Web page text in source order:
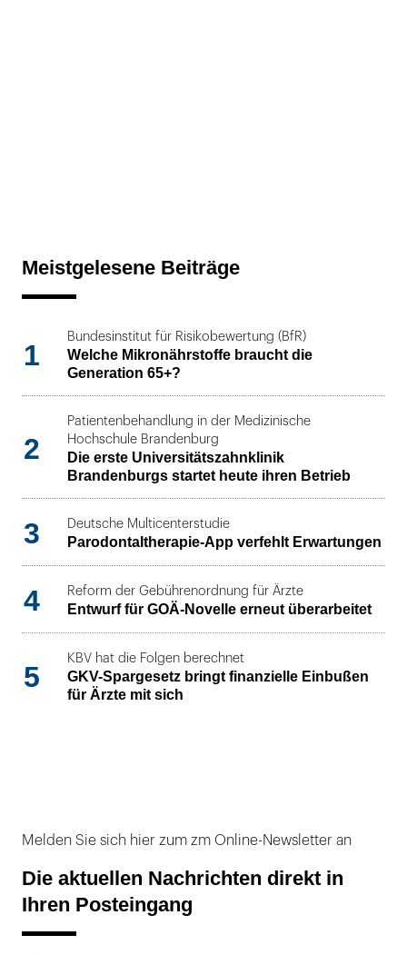
Meistgelesene Beiträge
1
Bundesinstitut für Risikobewertung (BfR)
Welche Mikronährstoffe braucht die
Generation 65+?
2
Patientenbehandlung in der Medizinische
Hochschule Brandenburg
Die erste Universitätszahnklinik
Brandenburgs startet heute ihren Betrieb
3 Deutsche Multicenterstudie
Parodontaltherapie-App verfehlt Erwartungen
4 Reform der Gebührenordnung für Ärzte
Entwurf für GOÄ-Novelle erneut überarbeitet
5
KBV hat die Folgen berechnet
GKV-Spargesetz bringt finanzielle Einbußen
für Ärzte mit sich
Melden Sie sich hier zum zm Online-Newsletter an
Die aktuellen Nachrichten direkt in
Ihren Posteingang